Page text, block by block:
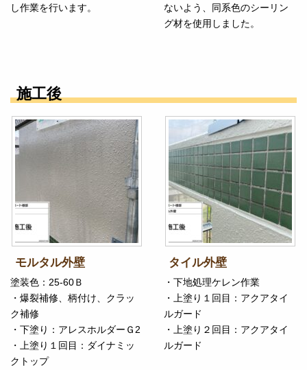
し作業を行います。
ないよう、同系色のシーリン
グ材を使用しました。
施工後
モルタル外壁
塗装色：25-60Ｂ
・爆裂補修、柄付け、クラッ
ク補修
・下塗り：アレスホルダーＧ2
・上塗り１回目：ダイナミッ
クトップ
タイル外壁
・下地処理ケレン作業
・上塗り１回目：アクアタイ
ルガード
・上塗り２回目：アクアタイ
ルガード